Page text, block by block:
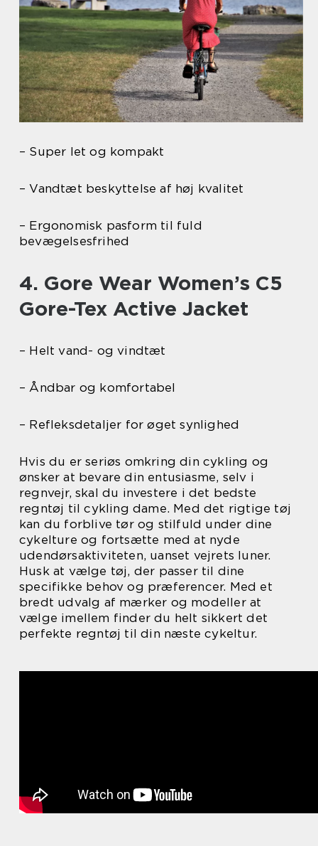
– Super let og kompakt
– Vandtæt beskyttelse af høj kvalitet
– Ergonomisk pasform til fuld
bevægelsesfrihed
4. Gore Wear Women’s C5
Gore-Tex Active Jacket
– Helt vand- og vindtæt
– Åndbar og komfortabel
– Refleksdetaljer for øget synlighed
Hvis du er seriøs omkring din cykling og
ønsker at bevare din entusiasme, selv i
regnvejr, skal du investere i det bedste
regntøj til cykling dame. Med det rigtige tøj
kan du forblive tør og stilfuld under dine
cykelture og fortsætte med at nyde
udendørsaktiviteten, uanset vejrets luner.
Husk at vælge tøj, der passer til dine
specifikke behov og præferencer. Med et
bredt udvalg af mærker og modeller at
vælge imellem finder du helt sikkert det
perfekte regntøj til din næste cykeltur.